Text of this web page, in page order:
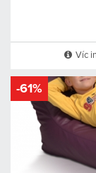
Víc
-61%